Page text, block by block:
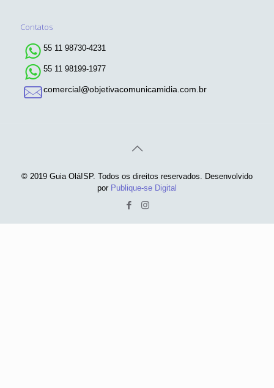
Contatos
55 11 98730-4231
55 11 98199-1977
comercial@objetivacomunicamidia.com.br
© 2019 Guia Olá!SP. Todos os direitos reservados. Desenvolvido
por Publique-se Digital